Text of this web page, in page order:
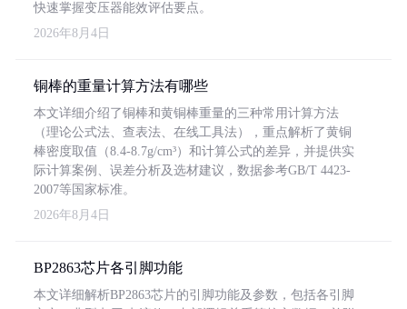
快速掌握变压器能效评估要点。
2026年8月4日
铜棒的重量计算方法有哪些
本文详细介绍了铜棒和黄铜棒重量的三种常用计算方法
（理论公式法、查表法、在线工具法），重点解析了黄铜
棒密度取值（8.4-8.7g/cm³）和计算公式的差异，并提供实
际计算案例、误差分析及选材建议，数据参考GB/T 4423-
2007等国家标准。
2026年8月4日
BP2863芯片各引脚功能
本文详细解析BP2863芯片的引脚功能及参数，包括各引脚